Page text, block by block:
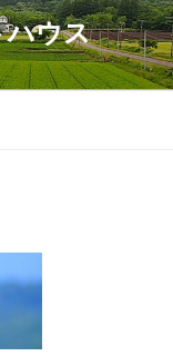
ハウス